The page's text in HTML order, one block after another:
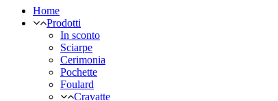
Home
Prodotti
In sconto
Sciarpe
Cerimonia
Pochette
Foulard
Cravatte